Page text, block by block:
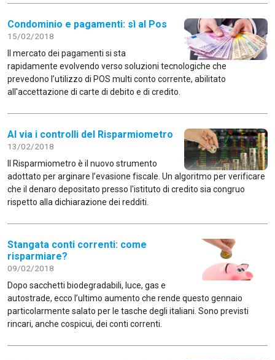
Condominio e pagamenti: sì al Pos
15/02/2018
Il mercato dei pagamenti si sta
rapidamente evolvendo verso soluzioni tecnologiche che
prevedono l’utilizzo di POS multi conto corrente, abilitato
all'accettazione di carte di debito e di credito.
Al via i controlli del Risparmiometro
13/02/2018
Il Risparmiometro è il nuovo strumento
adottato per arginare l’evasione fiscale. Un algoritmo per verificare
che il denaro depositato presso l'istituto di credito sia congruo
rispetto alla dichiarazione dei redditi.
Stangata conti correnti: come
risparmiare?
09/02/2018
Dopo sacchetti biodegradabili, luce, gas e
autostrade, ecco l’ultimo aumento che rende questo gennaio
particolarmente salato per le tasche degli italiani. Sono previsti
rincari, anche cospicui, dei conti correnti.